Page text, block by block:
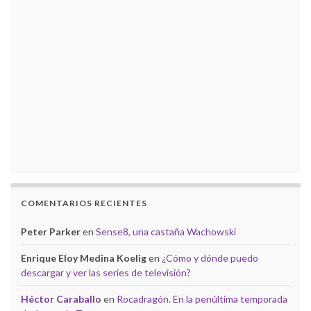
COMENTARIOS RECIENTES
Peter Parkeren Sense8, una castaña Wachowski
Enrique Eloy Medina Koeligen ¿Cómo y dónde puedo
descargar y ver las series de televisión?
Héctor Caraballo en Rocadragón. En la penúltima temporada